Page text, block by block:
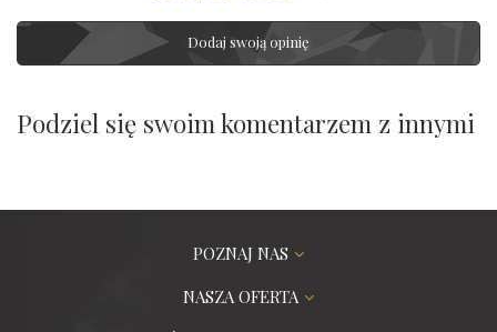
Dodaj swoją opinię
Podziel się swoim komentarzem z innymi
POZNAJ NAS
NASZA OFERTA